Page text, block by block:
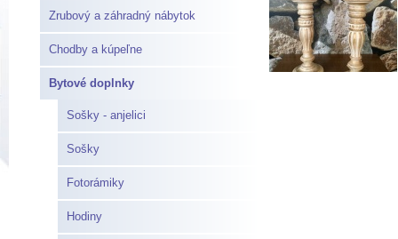
Zrubový a záhradný nábytok
Chodby a kúpeľne
Bytové doplnky
Sošky - anjelici
Sošky
Fotorámiky
Hodiny